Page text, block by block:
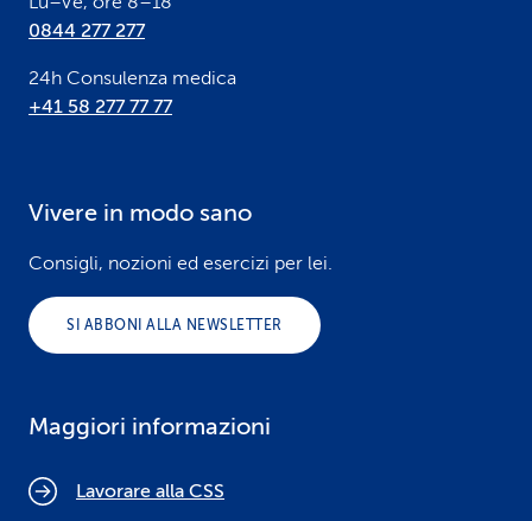
0844 277 277
24h Consulenza medica
+41 58 277 77 77
Vivere in modo sano
Consigli, nozioni ed esercizi per lei.
SI ABBONI ALLA NEWSLETTER
Maggiori informazioni
Lavorare alla CSS